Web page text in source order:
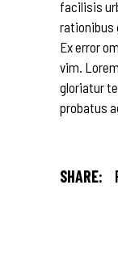
facilisis
rationibus
Ex error
vim.
gloriatur
probatus
SHARE: